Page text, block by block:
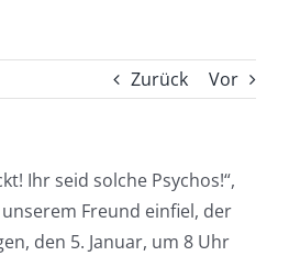
Zurück Vor
Ihr seid solche Psychos!“,
Freund einfiel, der
den 5. Januar, um 8 Uhr